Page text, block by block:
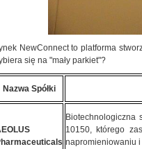
NewConnect to platforma
się na "mały parkiet"?
Nazwa Spółki
Biotechnologiczna
10150, którego
napromieniowaniu i